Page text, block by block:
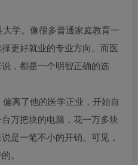
学。像很多普通家庭教育一
更好就业的专业方向。而医
，都是一个明智正确的选
离了他的医学正业，开始自
万把块的电脑，花一万多块
是一笔不小的开销。可见，
。